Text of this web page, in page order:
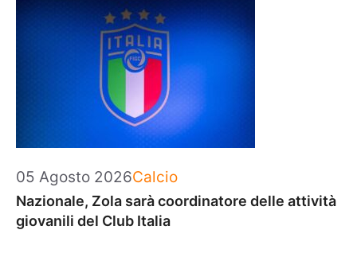
05 Agosto 2026Categorie
Calcio
Nazionale, Zola sarà coordinatore delle attività
giovanili del Club Italia